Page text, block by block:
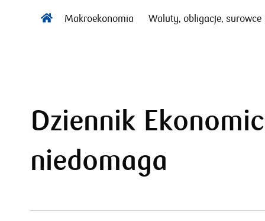
Makroekonomia Waluty, obligacje, surowce
Dziennik
niedomaga